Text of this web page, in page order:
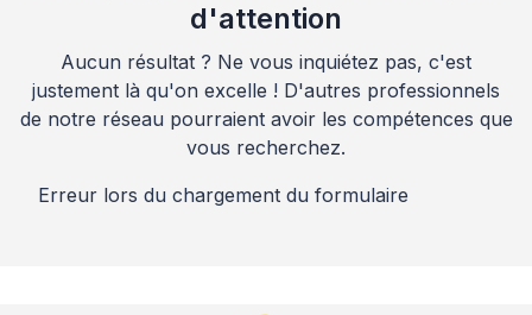
d'attention
Aucun résultat ? Ne vous inquiétez pas, c'est
justement là qu'on excelle ! D'autres professionnels
de notre réseau pourraient avoir les compétences que
vous recherchez.
Erreur lors du chargement du formulaire